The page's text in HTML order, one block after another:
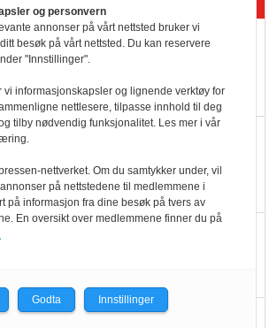
Kolonihagens norske
yoghurt: Trues av
melkemangel
Marit Kolby vant
Økologisk Norge sin
hederspris
og personvern
annonser på vårt nettsted bruker vi
besøk på vårt nettsted. Du kan reservere
"Innstillinger".
vi informasjonskapsler og lignende verktøy for
nettlesere, tilpasse innhold til deg
tilby nødvendig funksjonalitet. Les mer i vår
nettverket. Om du samtykker under, vil
på nettstedene til medlemmene i
på informasjon fra dine besøk på tvers av
En oversikt over medlemmene finner du på
Godta Innstillinger